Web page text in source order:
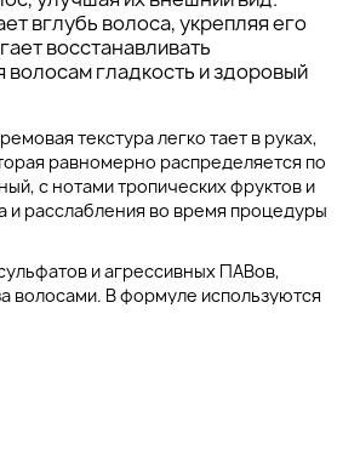
вглубь волоса, укрепляя его
восстанавливать
гладкость и здоровый
текстура легко тает в руках,
равномерно распределяется по
с нотами тропических фруктов и
расслабления во время процедуры
и агрессивных ПАВов,
волосами. В формуле используются
питают и восстанавливают
средство подходит для частого